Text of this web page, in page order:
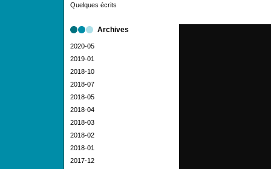
Quelques écrits
Archives
2020-05
2019-01
2018-10
2018-07
2018-05
2018-04
2018-03
2018-02
2018-01
2017-12